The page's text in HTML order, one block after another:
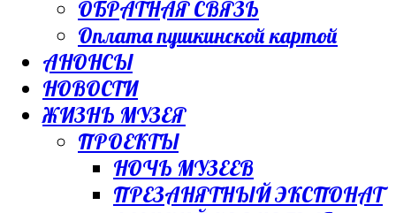
ОБРАТНАЯ СВЯЗЬ
Оплата пушкинской картой
АНОНСЫ
НОВОСТИ
ЖИЗНЬ МУЗЕЯ
ПРОЕКТЫ
НОЧЬ МУЗЕЕВ
ПРЕЗАНЯТНЫЙ ЭКСПОНАТ